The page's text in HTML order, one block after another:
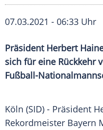
07.03.2021 - 06:33 Uhr
Präsident Herbert
sich für eine Rückkehr
Fußball-
Köln (SID) - Präsident
Rekordmeister Bayern